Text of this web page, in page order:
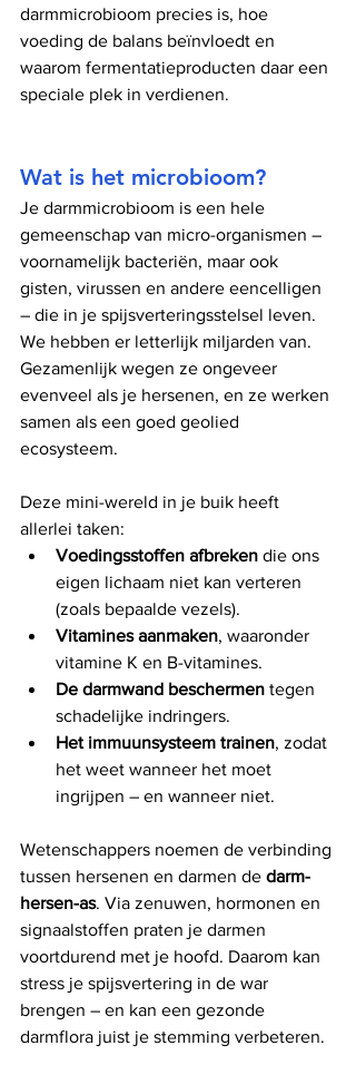
darmmicrobioom precies is, hoe
voeding de balans beïnvloedt en
waarom fermentatieproducten daar een
speciale plek in verdienen.
Wat is het microbioom?
Je darmmicrobioom is een hele
gemeenschap van micro-organismen –
voornamelijk bacteriën, maar ook
gisten, virussen en andere eencelligen
– die in je spijsverteringsstelsel leven.
We hebben er letterlijk miljarden van.
Gezamenlijk wegen ze ongeveer
evenveel als je hersenen, en ze werken
samen als een goed geolied
ecosysteem.
Deze mini-wereld in je buik heeft
allerlei taken:
Voedingsstoffen afbreken die ons
eigen lichaam niet kan verteren
(zoals bepaalde vezels).
Vitamines aanmaken, waaronder
vitamine K en B-vitamines.
De darmwand beschermen tegen
schadelijke indringers.
Het immuunsysteem trainen, zodat
het weet wanneer het moet
ingrijpen – en wanneer niet.
Wetenschappers noemen de verbinding
tussen hersenen en darmen de darm-
hersen-as. Via zenuwen, hormonen en
signaalstoffen praten je darmen
voortdurend met je hoofd. Daarom kan
stress je spijsvertering in de war
brengen – en kan een gezonde
darmflora juist je stemming verbeteren.